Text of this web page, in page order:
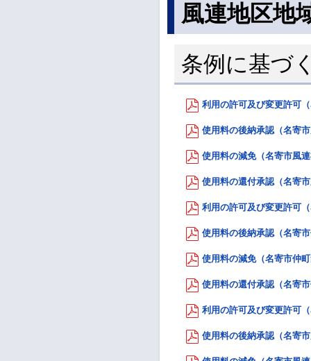
風連地区地
条例に基づ
利用の許可及び変更許可
使用料の後納承認（名寄
使用料の減免（名寄市風
使用料の還付承認（名寄
利用の許可及び変更許可
使用料の後納承認（名寄
使用料の減免（名寄市仲
使用料の還付承認（名寄
利用の許可及び変更許可
使用料の後納承認（名寄